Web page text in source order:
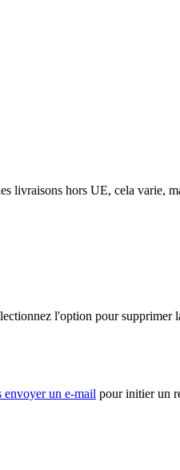
hors UE, cela varie,
l'option pour
envoyer un e-mail pour initier un